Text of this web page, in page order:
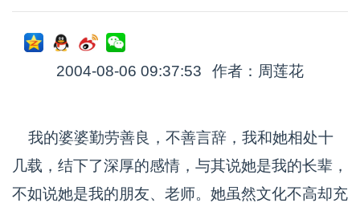
2004-08-06 09:37:53 作者：周莲花
我的婆婆勤劳善良，不善言辞，我和她相处十
几载，结下了深厚的感情，与其说她是我的长辈，
不如说她是我的朋友、老师。她虽然文化不高却充